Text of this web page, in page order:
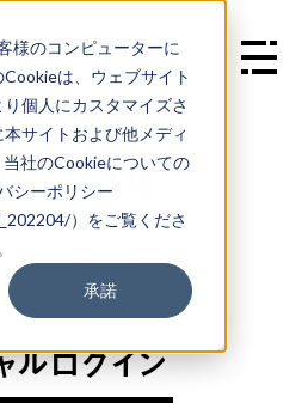
様のコンピューターに
は、ウェブサイト
個人にカスタマイズさ
サイトおよび他メディ
社のCookieについての
シーポリシー
）をご覧くださ
承諾
EN
G IN
ー登録はこちら
ルログイン